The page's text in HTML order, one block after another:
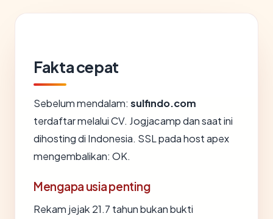
Fakta cepat
Sebelum mendalam: sulfindo.com
terdaftar melalui CV. Jogjacamp dan saat ini
dihosting di Indonesia. SSL pada host apex
mengembalikan: OK.
Mengapa usia penting
Rekam jejak 21.7 tahun bukan bukti